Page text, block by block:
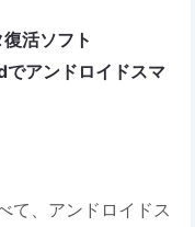
活ソフト
アンドロイドスマ
て、アンドロイドス